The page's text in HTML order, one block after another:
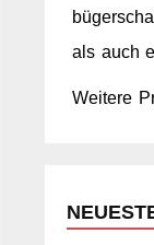
als auch
Weitere